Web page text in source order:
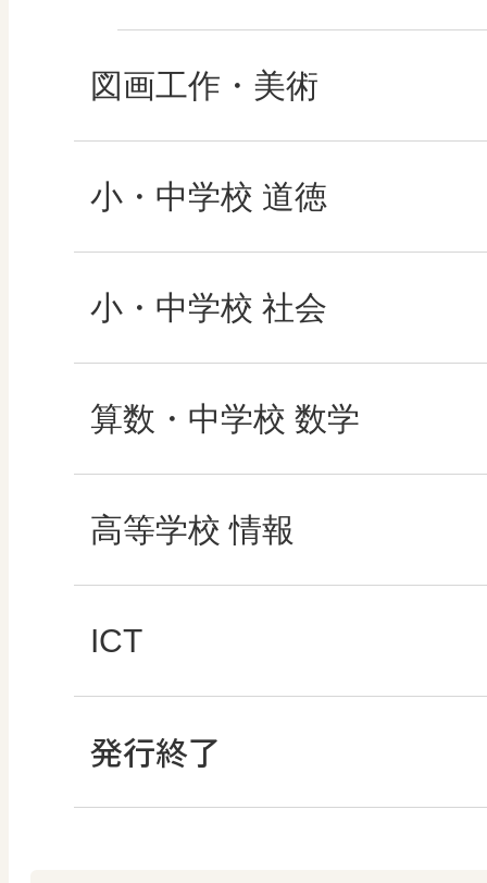
図画工作・美術
形 forme
十人虹色 ～「違う」
図工のみかた
高校教科書×美術館
その他の教育資料
小・中学校 道徳
どうとくのひろば
どうする？とくだ先
―マンガで考える道
どうする？とくだ先
ABCシリーズ
小・中学校 社会
社会科NAVI
マンガでわかる社会
ABCシリーズ
算数・中学校 数学
ROOT
教科書活用のポイン
算数授業のススメ
高等学校 情報
情報科プラス
ICT
つなぐ つながる ICT
発行終了